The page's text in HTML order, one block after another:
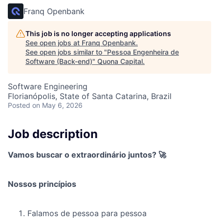
Franq Openbank
This job is no longer accepting applications
See open jobs at Franq Openbank.
See open jobs similar to "Pessoa Engenheira de
Software (Back-end)" Quona Capital.
Software Engineering
Florianópolis, State of Santa Catarina, Brazil
Posted on May 6, 2026
Job description
Vamos buscar o extraordinário juntos? 🚀
Nossos princípios
Falamos de pessoa para pessoa